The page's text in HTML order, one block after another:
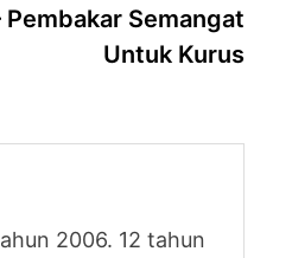
Semangat
Untuk Kurus
2006. 12 tahun